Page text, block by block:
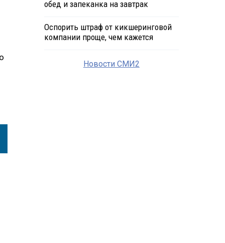
обед и запеканка на завтрак
Оспорить штраф от кикшеринговой
компании проще, чем кажется
Новости СМИ2